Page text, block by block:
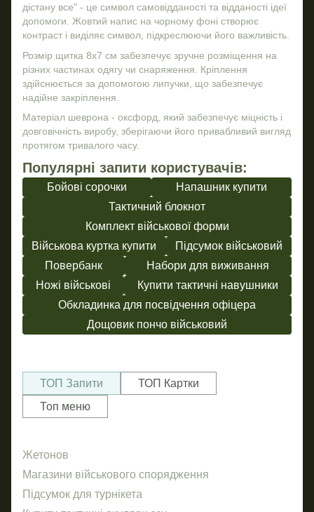
дістану все" - це символ самовідданості та відданості ідеї
допомоги. Жовтий напис на чорному фоні створює
контраст і виділяє символ, підкреслюючи його важливість.
Розмір щитка 8х7 см забезпечує зручне розміщення на
різних частинах одягу чи снаряження. Кріплення
здійснюється за допомогою липучки, що забезпечує
надійне закріплення.
Матеріал шеврона - оксфорд, який забезпечує міцність і
довговічність виробу, зберігаючи його привабливий вигляд
протягом тривалого часу.
Популярні запити користувачів:
Бойові сорочки
Напашник купити
Тактичний блокнот
Комплект військової форми
Військова куртка купити
Підсумок військовий
Повербанк
Набори для виживання
Ножі військові
Купити тактичні навушники
Обкладинка для посвідчення офіцера
Дощовик пончо військовий
ТОП Запити
ТОП Картки
Топ меню
Жетонов
Магазини військового спорядження
Підсумок для турнікета